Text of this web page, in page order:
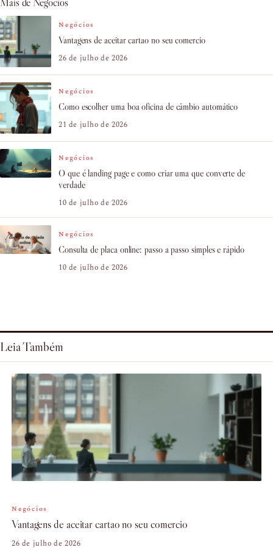
Mais de Negócios
Negócios
Vantagens de aceitar cartao no seu comercio
26 de julho de 2026
Negócios
Como escolher uma boa oficina de câmbio automático
21 de julho de 2026
Negócios
O que é landing page e como criar uma que converte de
verdade
10 de julho de 2026
Negócios
Consulta de placa online: passo a passo simples e rápido
10 de julho de 2026
Leia Também
Negócios
Vantagens de aceitar cartao no seu comercio
26 de julho de 2026